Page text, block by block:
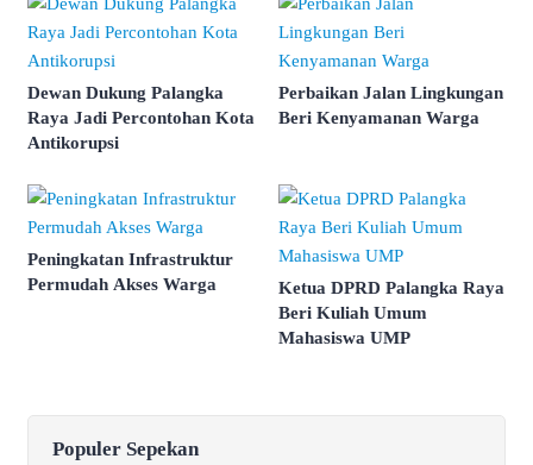
Dewan Dukung Palangka
Raya Jadi Percontohan Kota
Antikorupsi
Perbaikan Jalan Lingkungan
Beri Kenyamanan Warga
Peningkatan Infrastruktur
Permudah Akses Warga
Ketua DPRD Palangka Raya
Beri Kuliah Umum
Mahasiswa UMP
Populer Sepekan